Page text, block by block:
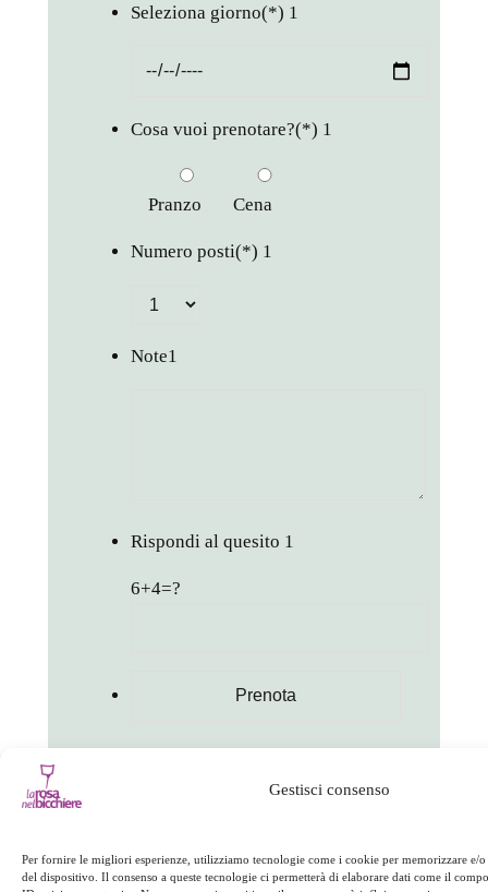
Gestisci consenso
Per fornire le migliori esperienze, utilizziamo tecnologie come i cookie per memorizzare e/
del dispositivo. Il consenso a queste tecnologie ci permetterà di elaborare dati come il
Seleziona giorno(*) 1
Cosa vuoi prenotare?(*) 1
Pranzo Cena
Numero posti(*) 1
Note1
Rispondi al quesito 1
6+4=?
twitter linkedin whatsapp telegrampinterest email link